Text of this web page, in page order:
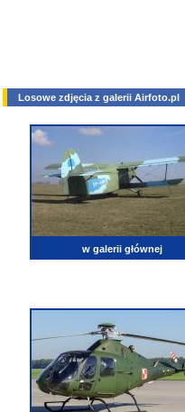
Losowe zdjęcia z galerii Airfoto.pl
w galerii głównej